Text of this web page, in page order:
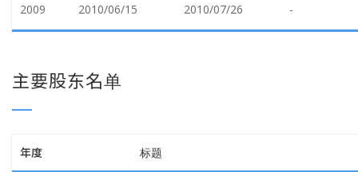
2009 2010/06/15 2010/07/26 -
主要股东名单
年度 标题